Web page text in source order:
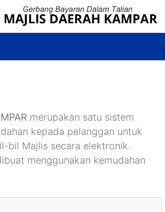
merupakan satu sistem
kepada pelanggan untuk
bil Majlis secara elektronik.
menggunakan kemudahan